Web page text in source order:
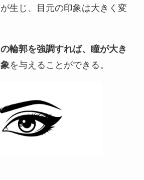
生じ、目元の印象は大きく変
輪郭を強調すれば、瞳が大き
を与えることができる。